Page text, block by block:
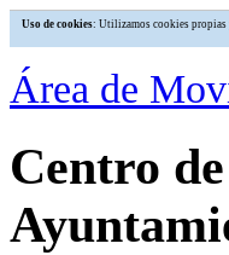
Uso de cookies: Utilizamos cookies propias
Área de
Centro